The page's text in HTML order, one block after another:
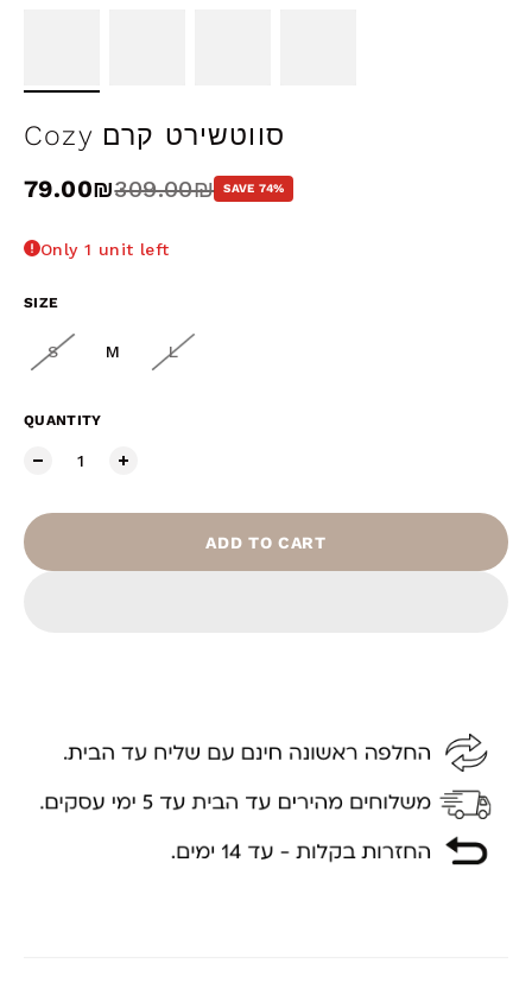
Cozy סווטשירט קרם
Sale price
79.00₪
Regular price
309.00₪ SAVE 74%
Only 1 unit left
SIZE
S M L
QUANTITY
ADD TO CART